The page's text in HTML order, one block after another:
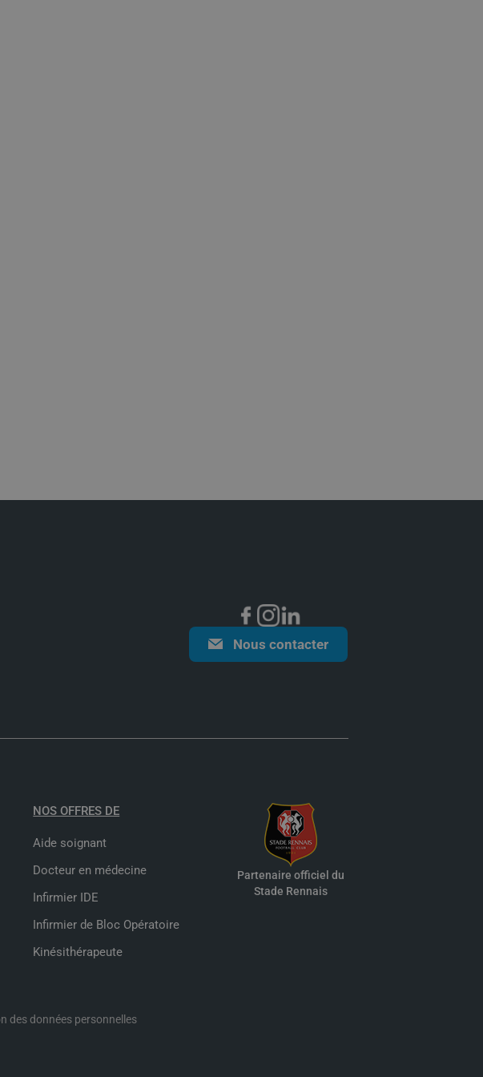
Nous contacter
NOS OFFRES DE
Aide soignant
Docteur en médecine
Infirmier IDE
Infirmier de Bloc Opératoire
Kinésithérapeute
Partenaire officiel du
Stade Rennais
des données personnelles